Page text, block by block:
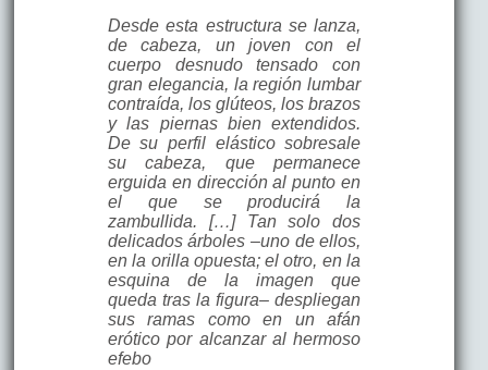
Desde esta estructura se lanza,
de cabeza, un joven con el
cuerpo desnudo tensado con
gran elegancia, la región lumbar
contraída, los glúteos, los brazos
y las piernas bien extendidos.
De su perfil elástico sobresale
su cabeza, que permanece
erguida en dirección al punto en
el que se producirá la
zambullida. […] Tan solo dos
delicados árboles –uno de ellos,
en la orilla opuesta; el otro, en la
esquina de la imagen que
queda tras la figura– despliegan
sus ramas como en un afán
erótico por alcanzar al hermoso
efebo